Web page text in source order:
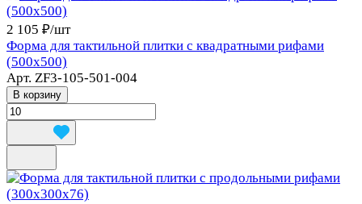
2 105 ₽/шт
Форма для тактильной плитки с квадратными рифами
(500х500)
Арт. ZF3-105-501-004
В корзину